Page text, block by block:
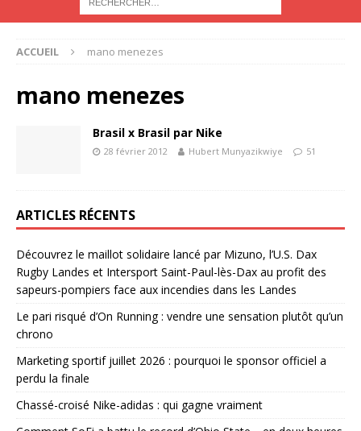
ACCUEIL mano menezes
mano menezes
Brasil x Brasil par Nike
28 février 2012 Hubert Munyazikwiye 51
ARTICLES RÉCENTS
Découvrez le maillot solidaire lancé par Mizuno, l’U.S. Dax
Rugby Landes et Intersport Saint-Paul-lès-Dax au profit des
sapeurs-pompiers face aux incendies dans les Landes
Le pari risqué d’On Running : vendre une sensation plutôt qu’un
chrono
Marketing sportif juillet 2026 : pourquoi le sponsor officiel a
perdu la finale
Chassé-croisé Nike-adidas : qui gagne vraiment